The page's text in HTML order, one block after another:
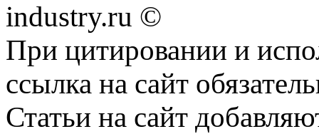
industry.ru ©
При цитировании и
ссылка на сайт
Статьи на сайт